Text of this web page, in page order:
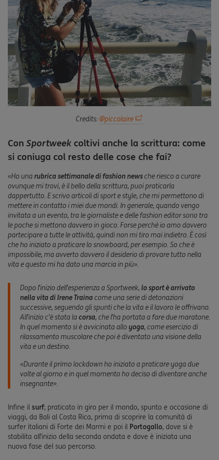
Credits:@piccolaire
Con Sportweek coltivi anche la scrittura: come
si coniuga col resto delle cose che fai?
«Ho una rubrica settimanale di fashion newsche riesco a curare
ovunque mi trovi, è il bello della scrittura, puoi praticarla
dappertutto. E scrivo articoli di sport e style, che mi permettono di
mettere in contatto i miei due mondi. In generale, quando vengo
invitata a un evento, tra le giornaliste e delle fashion editor sono tra
le poche si mettono davvero in gioco. Forse perché io amo davvero
partecipare a tutte le attività, quindi non mi tiro mai indietro. È così
che ho iniziato a praticare lo snowboard, per esempio. So che è
impossibile, ma avverto davvero il desiderio di provare tutto nella
vita e questo mi ha dato una marcia in più».
Dopo l’inizio dell’esperienza a Sportweek, lo sport è arrivato
nella vita di Irene Trainacome una serie di detonazioni
successive, seguendo gli spunti che la vita e il lavoro le offrivano.
All’inizio c’è stata la corsa, che l’ha portata a fare due maratone.
In quel momento si è avvicinata allo yoga, come esercizio di
rilassamento muscolare che poi è diventato una visione della
vita e un destino.
«Durante il primo lockdown ho iniziato a praticare yoga due
volte al giorno e in quel momento ho deciso di diventare anche
insegnante».
Infine il surf; praticato in giro per il mondo, spunto e occasione di
viaggi, da Bali al Costa Rica, prima di scoprire la comunità di
surfer italiani di Forte dei Marmi e poi il Portogallo, dove si è
stabilita all’inizio della seconda ondata e dove è iniziata una
nuova fase del suo percorso.